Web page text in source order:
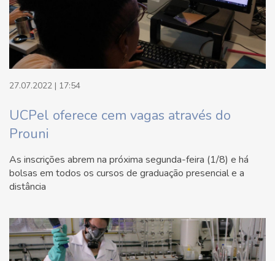
27.07.2022 | 17:54
UCPel oferece cem vagas através do
Prouni
As inscrições abrem na próxima segunda-feira (1/8) e há
bolsas em todos os cursos de graduação presencial e a
distância